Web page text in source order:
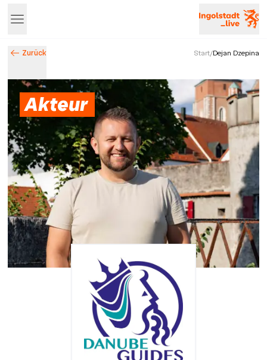
Zurück Start/Dejan Dzepina
Entdecke Ingolstadt – Events, Highlights & Stadtleben
Akteur